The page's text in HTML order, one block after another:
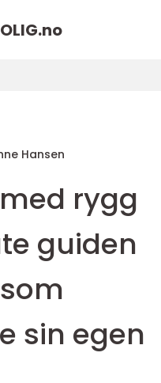
no
Hansen
rygg
guiden
sin egen